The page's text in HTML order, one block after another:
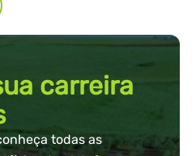
carreira
todas as